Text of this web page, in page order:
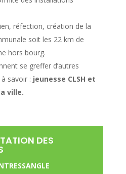
réfection, création de la
soit les 22 km de
hors bourg.
se greffer d’autres
savoir : jeunesse CLSH et
ville.
DES